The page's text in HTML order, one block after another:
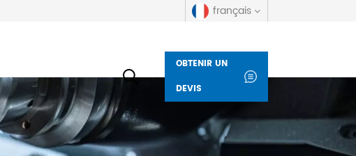
français
русский
español
OBTENIR UN
DEVIS